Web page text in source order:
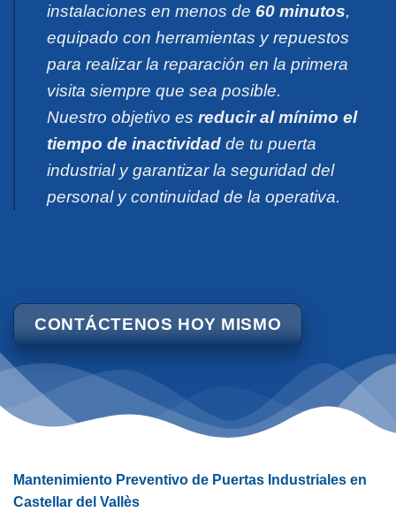
instalaciones en menos de 60 minutos,
equipado con herramientas y repuestos
para realizar la reparación en la primera
visita siempre que sea posible.
Nuestro objetivo es reducir al mínimo el
tiempo de inactividad de tu puerta
industrial y garantizar la seguridad del
personal y continuidad de la operativa.
CONTÁCTENOS HOY MISMO
Mantenimiento Preventivo de Puertas Industriales en
Castellar del Vallès